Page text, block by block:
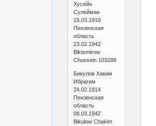
Хусейн
Сулейман
15.03.1919
Пензенская
область
23.02.1942
Biktemirow
Chussein 103288
Бикулов Хаким
Ибрагим
24.02.1914
Пензенская
область
08.03.1942
Bikulow Chakim